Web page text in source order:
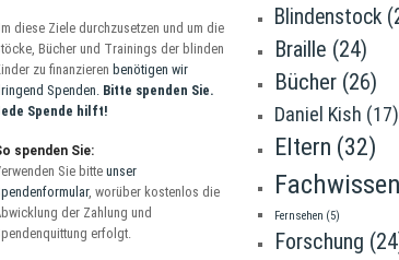
diese Ziele durchzusetzen und um die
Bücher und Trainings der blinden
zu finanzieren benötigen wir
Spenden. Bitte spenden Sie.
Spende hilft!
spenden Sie:
Sie bitteunser
, worüber kostenlos die
der Zahlung und
erfolgt.
Blindenstock
Braille (24)
Bücher(26)
Daniel Kish (17)
Eltern (32)
Fachwissen
Fernsehen (5)
Forschung